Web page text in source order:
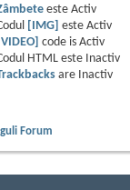
este Activ
[IMG] este Activ
code is Activ
HTML este
Inactiv
are
Inactiv
Forum